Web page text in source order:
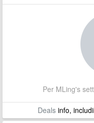
Per MLing's
Dealsinfo,